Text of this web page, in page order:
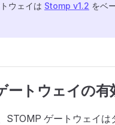
ウェイは Stomp v1.2 をベ
ートウェイの有
STOMP ゲートウェイ